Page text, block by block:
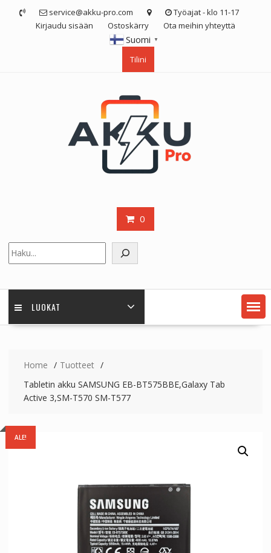
service@akku-pro.com
Työajat - klo 11-17
Kirjaudu sisään
Ostoskärry Ota meihin yhteyttä
Suomi ▼
Tilini
0
LUOKAT
Home
Tuotteet
Tabletin akku SAMSUNG EB-BT575BBE,Galaxy Tab
Active 3,SM-T570 SM-T577
ALE!